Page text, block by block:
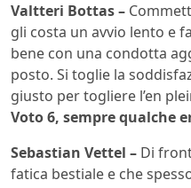
Valtteri Bottas –
gli costa un avvio lento e
bene con una condotta
posto. Si toglie la
giusto per togliere l’en
Voto 6, sempre qualche
Sebastian Vettel – Di
fatica bestiale e che